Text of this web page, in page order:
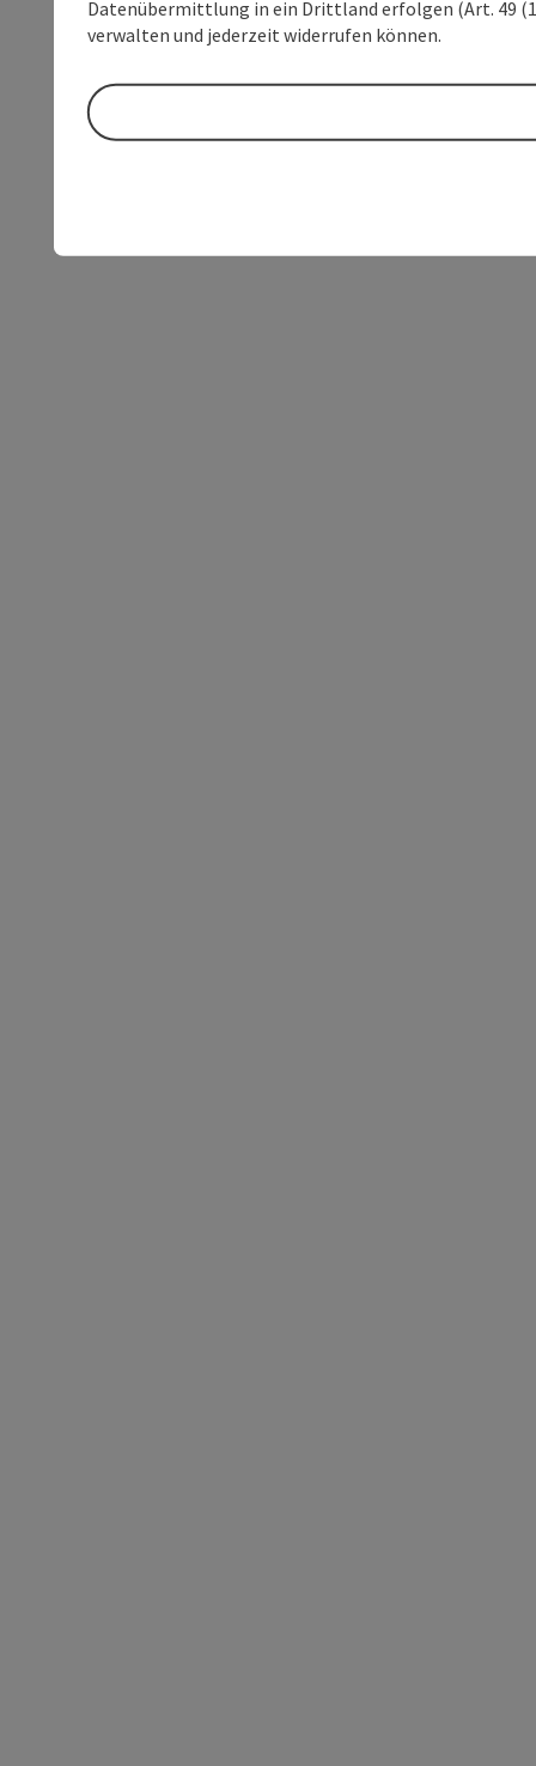
Datenübermittlung in ein Drittland erfolgen (Art. 49
verwalten und jederzeit widerrufen können.